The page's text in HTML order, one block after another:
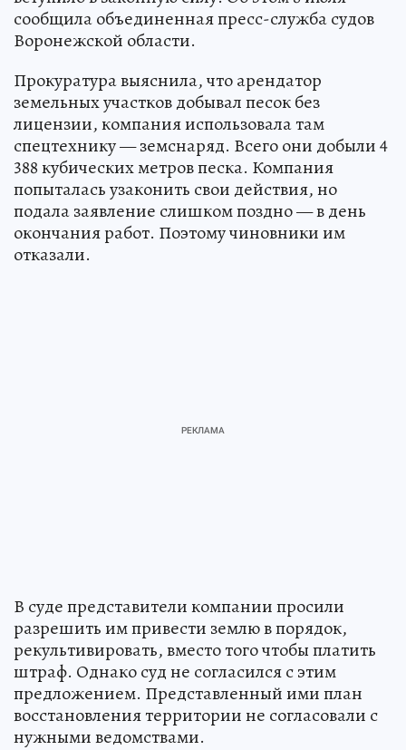
сообщила объединенная пресс-служба судов
Воронежской области.
Прокуратура выяснила, что арендатор
земельных участков добывал песок без
лицензии, компания использовала там
спецтехнику — земснаряд. Всего они добыли 4
388 кубических метров песка. Компания
попыталась узаконить свои действия, но
подала заявление слишком поздно — в день
окончания работ. Поэтому чиновники им
отказали.
В суде представители компании просили
разрешить им привести землю в порядок,
рекультивировать, вместо того чтобы платить
штраф. Однако суд не согласился с этим
предложением. Представленный ими план
восстановления территории не согласовали с
нужными ведомствами.